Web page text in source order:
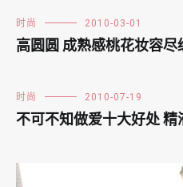
时尚 2010-03-01
高圆圆 成熟感桃花妆容
时尚 2010-07-19
不可不知做爱十大好处